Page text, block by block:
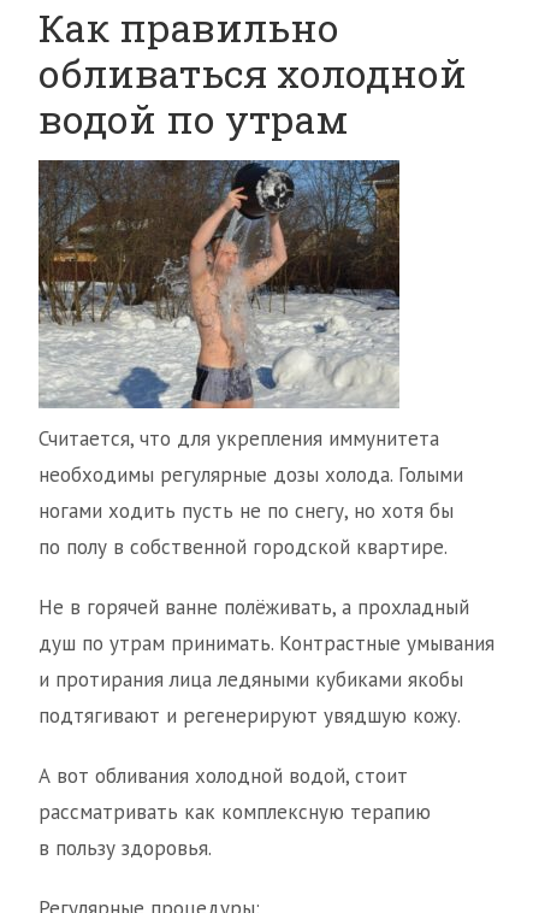
Как правильно
обливаться холодной
водой по утрам
Считается, что для укрепления иммунитета
необходимы регулярные дозы холода. Голыми
ногами ходить пусть не по снегу, но хотя бы
по полу в собственной городской квартире.
Не в горячей ванне полёживать, а прохладный
душ по утрам принимать. Контрастные умывания
и протирания лица ледяными кубиками якобы
подтягивают и регенерируют увядшую кожу.
А вот обливания холодной водой, стоит
рассматривать как комплексную терапию
в пользу здоровья.